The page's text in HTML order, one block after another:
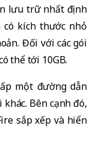
lưu trữ nhất định
kích thước nhỏ
Đối với các gói
thể tới 10GB.
một đường dẫn
Bên cạnh đó,
sắp xếp và hiển